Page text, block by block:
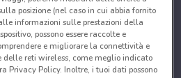
posizione (nel caso in cui abbia fornito
informazioni sulle prestazioni della
possono essere raccolte e
e migliorare la connettività e
delle reti wireless, come meglio indicato
Privacy Policy. Inoltre, i tuoi dati possono